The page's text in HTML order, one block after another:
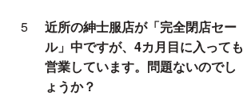
近所の紳士服店が「完全閉店セー
ル」中ですが、4カ月目に入っても
営業しています。問題ないのでし
ょうか？